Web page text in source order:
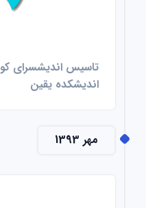
تاسیس اندیشسرای
اندیشکده یقین
مهر 1393